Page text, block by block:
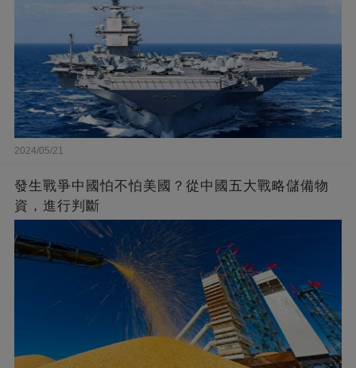
2024/05/21
發生戰爭中國怕不怕美國？從中國五大戰略儲備物
資，進行判斷